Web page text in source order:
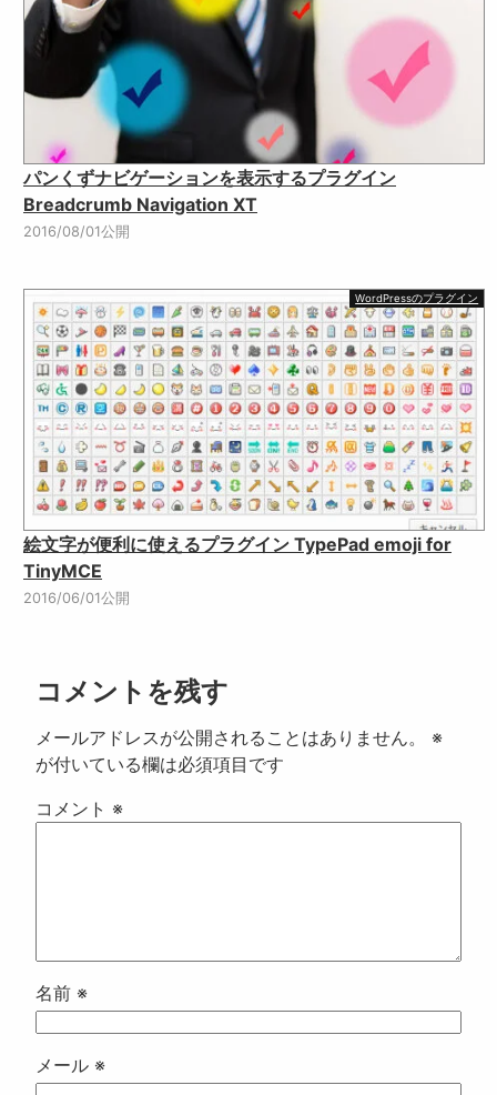
パンくずナビゲーションを表示するプラグイン
Breadcrumb Navigation XT
2016/08/01公開
WordPressのプラグイン
絵文字が便利に使えるプラグイン TypePad emoji for
TinyMCE
2016/06/01公開
コメントを残す
メールアドレスが公開されることはありません。
※
が付いている欄は必須項目です
コメント ※
名前 ※
メール ※